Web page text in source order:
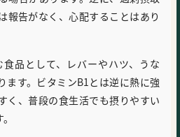
報告がなく、心配することはあり
品として、レバーやハツ、うな
ます。ビタミンB1とは逆に熱に強
く、普段の食生活でも摂りやすい